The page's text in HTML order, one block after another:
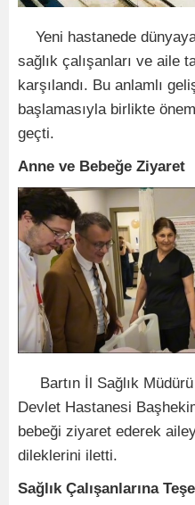
Yeni hastanede
sağlık çalışanları ve aile
karşılandı. Bu anlamlı
başlamasıyla birlikte
geçti.
Anne ve Bebeğe Ziyaret
Bartın İl Sağlık
Devlet Hastanesi
bebeği ziyaret ederek
dileklerini iletti.
Sağlık Çalışanlarına